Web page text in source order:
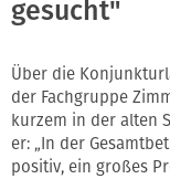
gesucht"
Über die
der Fachgruppe
kurzem in der alten
er: „In der
positiv, ein großes